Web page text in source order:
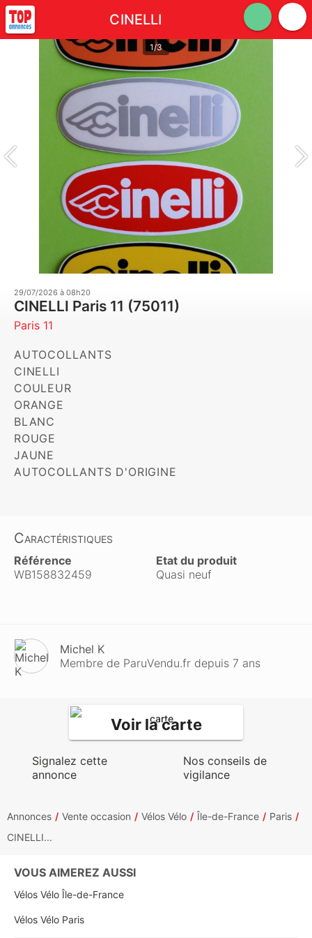
CINELLI
1/3
29/07/2026 à 08h20
CINELLI Paris 11 (75011)
Paris 11
AUTOCOLLANTS
CINELLI
COULEUR
ORANGE
BLANC
ROUGE
JAUNE
AUTOCOLLANTS D'ORIGINE
Caractéristiques
Référence
WB158832459
Etat du produit
Quasi neuf
Michel K
Membre de ParuVendu.fr depuis 7 ans
Voir la carte
Signalez cette
annonce
Nos conseils de
vigilance
Annonces Vente occasion Vélos Vélo Île-de-France
Paris
CINELLI...
VOUS AIMEREZ AUSSI
Vélos Vélo Île-de-France
Vélos Vélo Paris